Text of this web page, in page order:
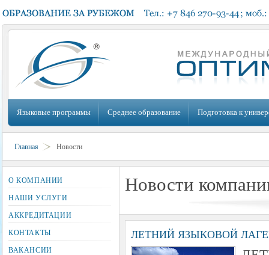
Языковые программы Среднее образование Подготовка к
Главная Новости
Новости
ЛЕТНИЙ ЯЗЫКОВОЙ
О КОМПАНИИ
НАШИ УСЛУГИ
АККРЕДИТАЦИИ
КОНТАКТЫ
ВАКАНСИИ